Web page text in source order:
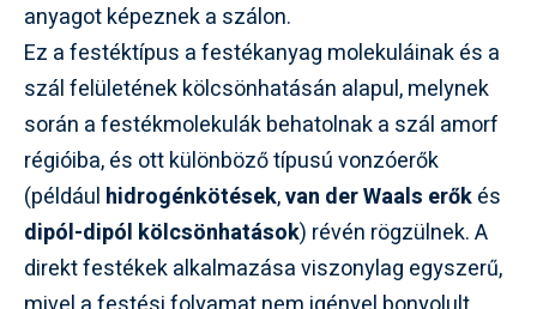
anyagot képeznek a szálon.
Ez a festéktípus a festékanyag molekuláinak és a
szál felületének kölcsönhatásán alapul, melynek
során a festékmolekulák behatolnak a szál amorf
régióiba, és ott különböző típusú vonzóerők
(például hidrogénkötések,van der Waals erőkés
dipól-dipól kölcsönhatások) révén rögzülnek. A
direkt festékek alkalmazása viszonylag egyszerű,